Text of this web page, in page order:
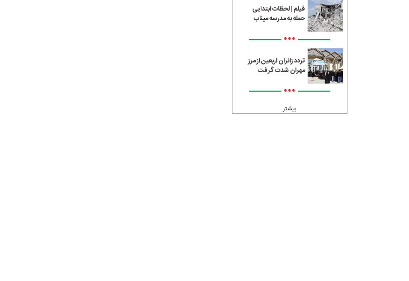
فیلم | لحظات ابتدایی
حمله به مدرسه میناب
•••
تردد زائران اربعین از مرز
مهران شدت گرفت
•••
بیشتر